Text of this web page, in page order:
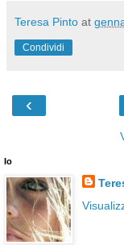
Teresa Pinto at
Condividi
‹
Io